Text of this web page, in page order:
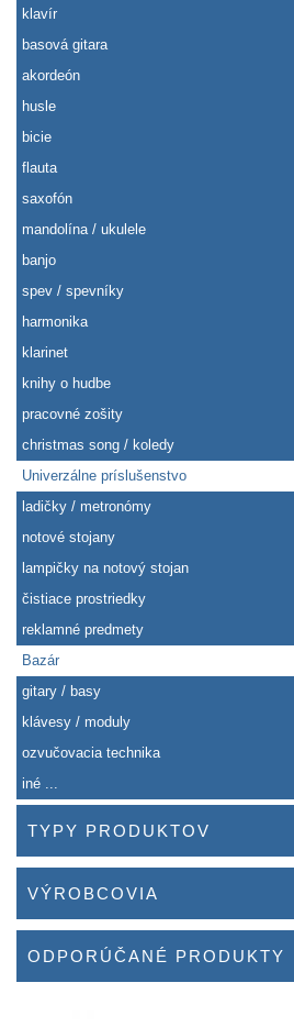
klavír
basová gitara
akordeón
husle
bicie
flauta
saxofón
mandolína / ukulele
banjo
spev / spevníky
harmonika
klarinet
knihy o hudbe
pracovné zošity
christmas song / koledy
Univerzálne príslušenstvo
ladičky / metronómy
notové stojany
lampičky na notový stojan
čistiace prostriedky
reklamné predmety
Bazár
gitary / basy
klávesy / moduly
ozvučovacia technika
iné ...
TYPY PRODUKTOV
VÝROBCOVIA
ODPORÚČANÉ PRODUKTY